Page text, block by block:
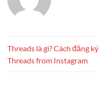
Threads là gì? Cách đăng ký
Threads from Instagram